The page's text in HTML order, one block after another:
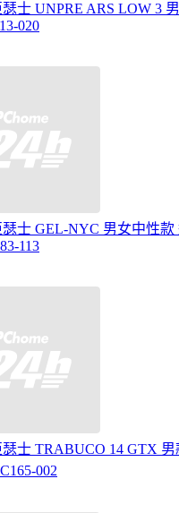
瑟士 UNPRE ARS LOW 3
020
瑟士 GEL-NYC 男女中性
113
瑟士 TRABUCO 14 GTX
002